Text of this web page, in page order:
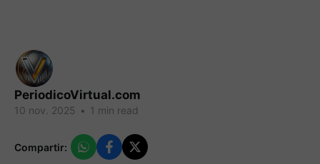
PeriodicoVirtual.com
10 nov. 2025 • 1 min read
Compartir: